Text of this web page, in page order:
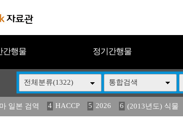
간행물 정기간행물
전체분류(1322) 통합검색
일본 검역 4 HACCP 5 2026 6 (2013년도) 식물
도감 13 媛 異 14 (2013년도) 식 15 구제역 16